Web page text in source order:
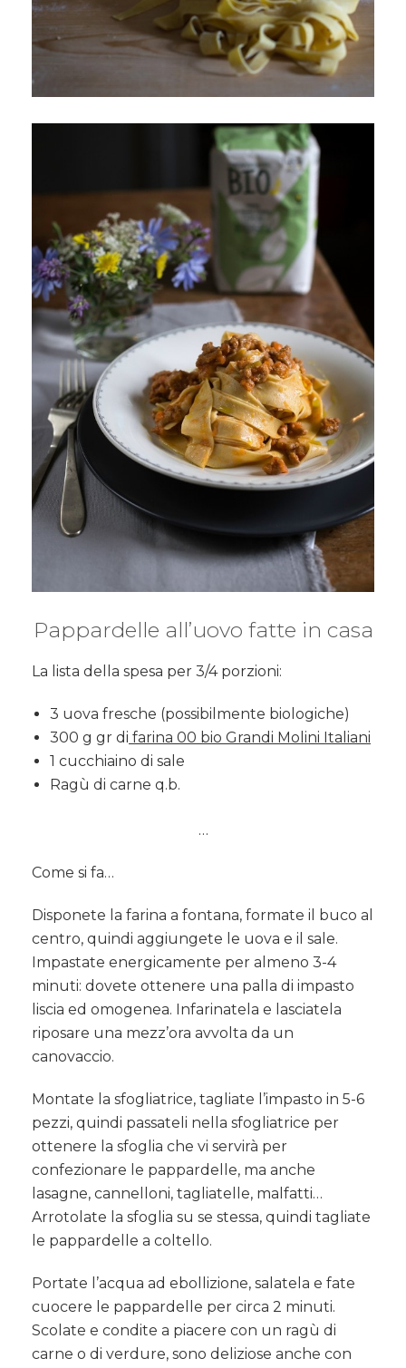
Pappardelle all’uovo fatte in casa
La lista della spesa per 3/4 porzioni:
3 uova fresche (possibilmente biologiche)
300 g gr di farina 00 bio Grandi Molini Italiani
1 cucchiaino di sale
Ragù di carne q.b.
…
Come si fa…
Disponete la farina a fontana, formate il buco al
centro, quindi aggiungete le uova e il sale.
Impastate energicamente per almeno 3-4
minuti: dovete ottenere una palla di impasto
liscia ed omogenea. Infarinatela e lasciatela
riposare una mezz’ora avvolta da un
canovaccio.
Montate la sfogliatrice, tagliate l’impasto in 5-6
pezzi, quindi passateli nella sfogliatrice per
ottenere la sfoglia che vi servirà per
confezionare le pappardelle, ma anche
lasagne, cannelloni, tagliatelle, malfatti…
Arrotolate la sfoglia su se stessa, quindi tagliate
le pappardelle a coltello.
Portate l’acqua ad ebollizione, salatela e fate
cuocere le pappardelle per circa 2 minuti.
Scolate e condite a piacere con un ragù di
carne o di verdure, sono deliziose anche con